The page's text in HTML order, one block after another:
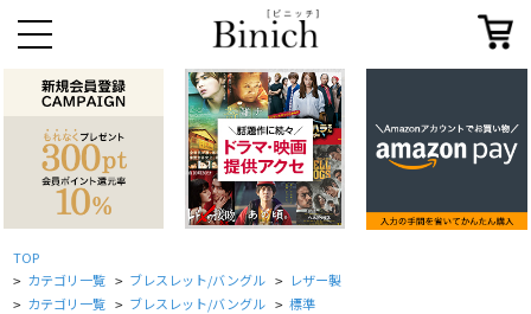
TOP
> カテゴリ一覧 > ブレスレット/バングル > レザー製
> カテゴリ一覧 > ブレスレット/バングル > 標準